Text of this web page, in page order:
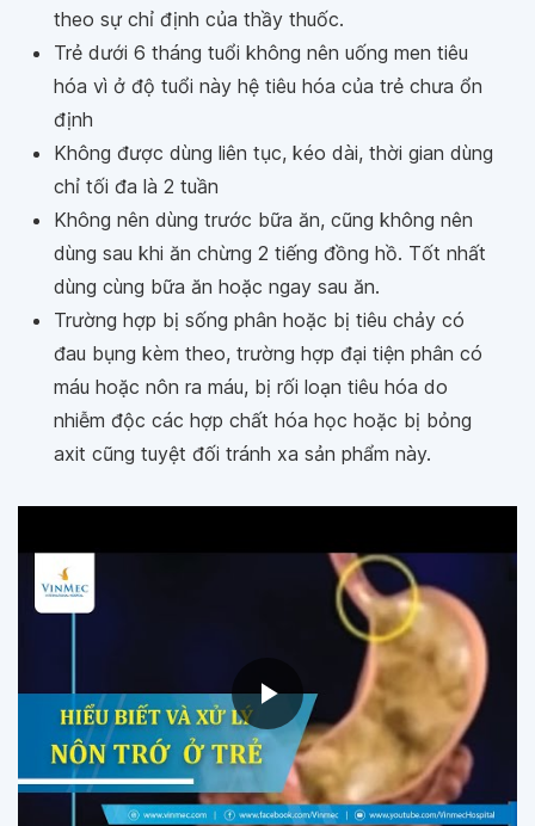
theo sự chỉ định của thầy thuốc.
Trẻ dưới 6 tháng tuổi không nên uống men tiêu
hóa vì ở độ tuổi này hệ tiêu hóa của trẻ chưa ổn
định
Không được dùng liên tục, kéo dài, thời gian dùng
chỉ tối đa là 2 tuần
Không nên dùng trước bữa ăn, cũng không nên
dùng sau khi ăn chừng 2 tiếng đồng hồ. Tốt nhất
dùng cùng bữa ăn hoặc ngay sau ăn.
Trường hợp bị sống phân hoặc bị tiêu chảy có
đau bụng kèm theo, trường hợp đại tiện phân có
máu hoặc nôn ra máu, bị rối loạn tiêu hóa do
nhiễm độc các hợp chất hóa học hoặc bị bỏng
axit cũng tuyệt đối tránh xa sản phẩm này.